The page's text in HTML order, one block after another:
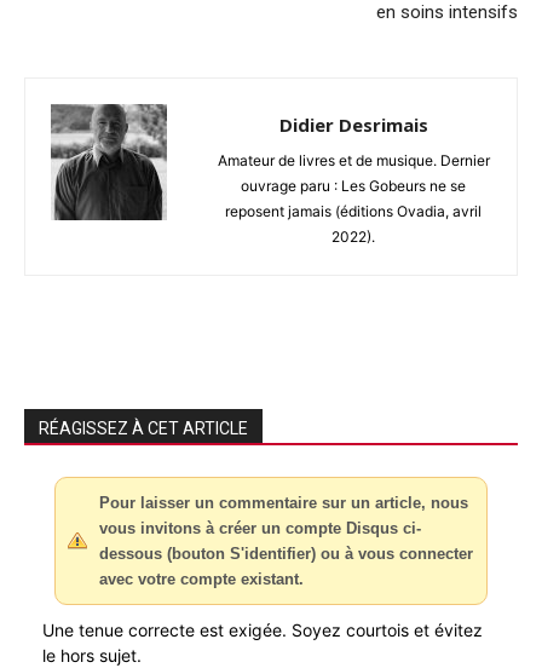
en soins intensifs
Didier Desrimais
Amateur de livres et de musique. Dernier
ouvrage paru : Les Gobeurs ne se
reposent jamais (éditions Ovadia, avril
2022).
RÉAGISSEZ À CET ARTICLE
Pour laisser un commentaire sur un article, nous
vous invitons à créer un compte Disqus ci-
dessous (bouton S'identifier) ou à vous connecter
avec votre compte existant.
Une tenue correcte est exigée. Soyez courtois et évitez
le hors sujet.